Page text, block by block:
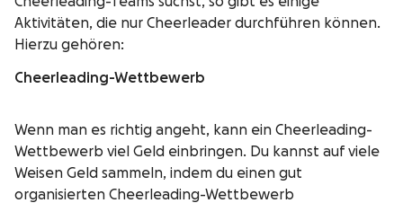
Aktivitäten, die nur Cheerleader durchführen können.
Hierzu gehören:
Cheerleading-Wettbewerb
Wenn man es richtig angeht, kann ein Cheerleading-
Wettbewerb viel Geld einbringen. Du kannst auf viele
Weisen Geld sammeln, indem du einen gut
organisierten Cheerleading-Wettbewerb